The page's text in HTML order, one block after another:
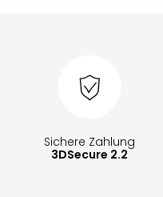
Sichere Zahlung
3DSecure 2.2